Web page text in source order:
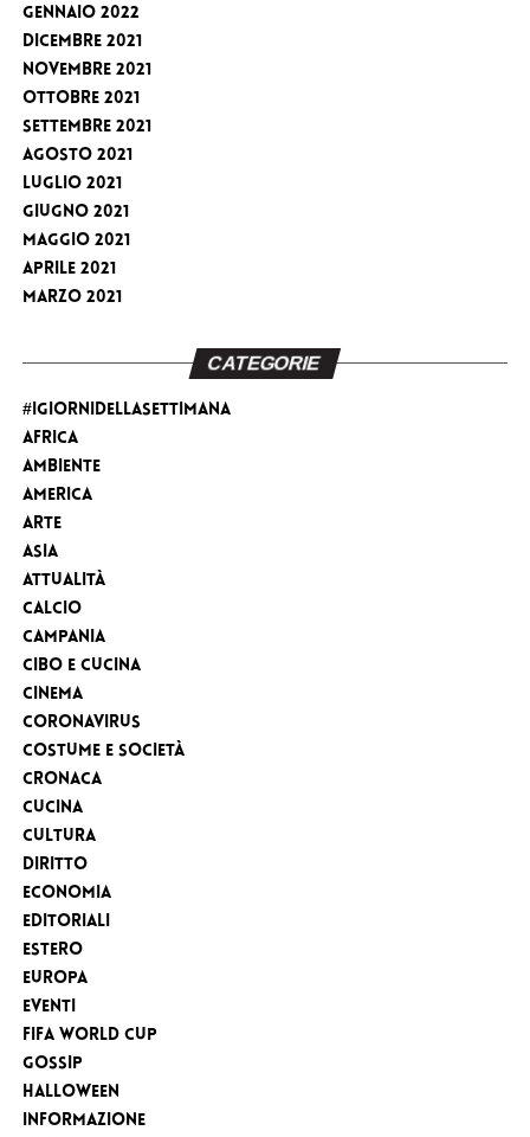
Gennaio 2022
Dicembre 2021
Novembre 2021
Ottobre 2021
Settembre 2021
Agosto 2021
Luglio 2021
Giugno 2021
Maggio 2021
Aprile 2021
Marzo 2021
CATEGORIE
#iGiorniDellaSettimana
Africa
Ambiente
America
Arte
Asia
Attualità
Calcio
Campania
Cibo e cucina
Cinema
Coronavirus
Costume e Società
Cronaca
cucina
Cultura
Diritto
Economia
Editoriali
Estero
Europa
eventi
FIFA WORLD CUP
Gossip
Halloween
Informazione